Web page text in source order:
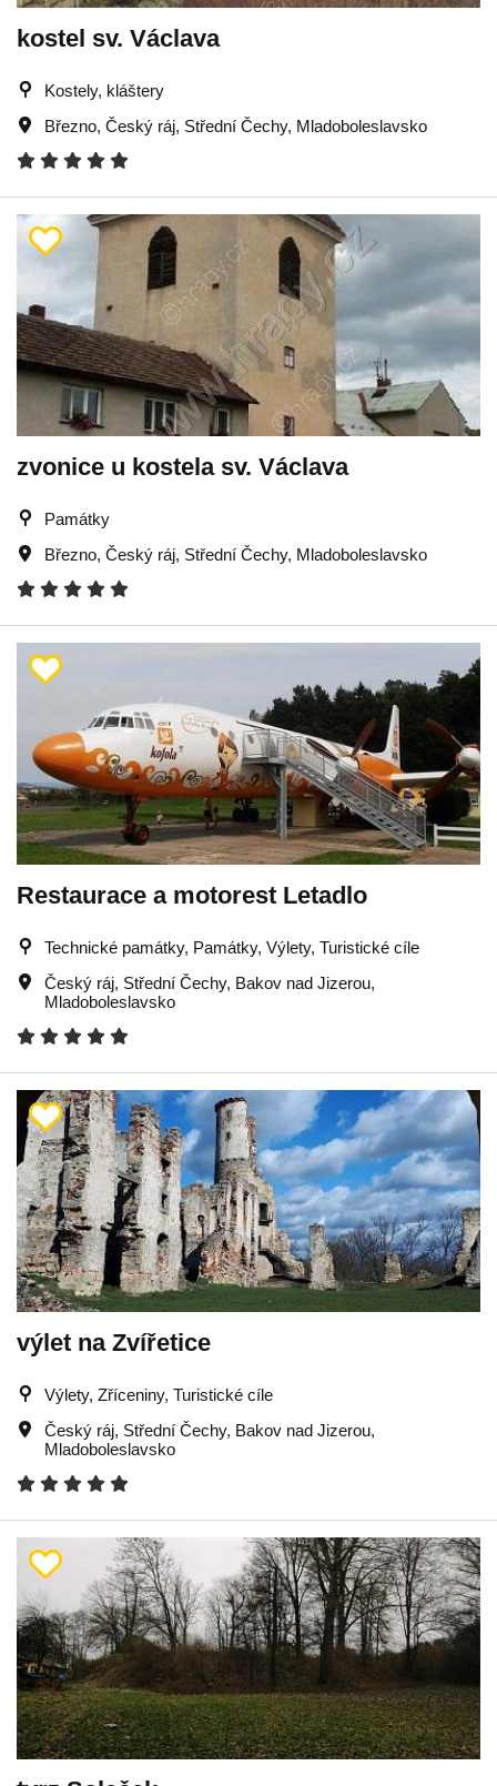
kostel sv. Václava
Kostely, kláštery
Březno, Český ráj, Střední Čechy, Mladoboleslavsko
zvonice u kostela sv. Václava
Památky
Březno, Český ráj, Střední Čechy, Mladoboleslavsko
Restaurace a motorest Letadlo
Technické památky, Památky, Výlety, Turistické cíle
Český ráj, Střední Čechy, Bakov nad Jizerou,
Mladoboleslavsko
výlet na Zvířetice
Výlety, Zříceniny, Turistické cíle
Český ráj, Střední Čechy, Bakov nad Jizerou,
Mladoboleslavsko